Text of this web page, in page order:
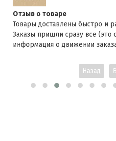
Отзыв о товаре
Товары доставлены быстро и
Заказы пришли сразу все (это
информация о движении
Назад